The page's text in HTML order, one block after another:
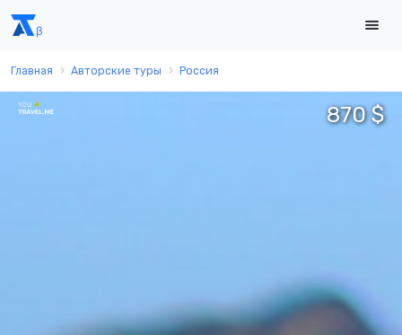
Главная Авторские туры Россия
870 $